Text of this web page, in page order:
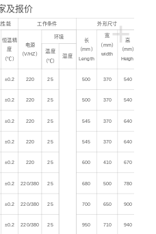
及报价
+
性能 工作条件 外形尺寸
恒温精
度
（℃）
电源
（V/HZ）
环境
长
（mm）
Length
宽
（mm）
width
高
（mm）
Height
温度
（℃）
湿度
±0.2 220 25 500 370 540
±0.2 220 25 500 370 540
±0.2 220 25 545 370 640
±0.2 220 25 545 370 640
±0.2 220 25 600 410 670
±0.2 220/380 25 680 500 780
±0.2 220/380 25 700 650 900
±0.2 220/380 25 950 710 940